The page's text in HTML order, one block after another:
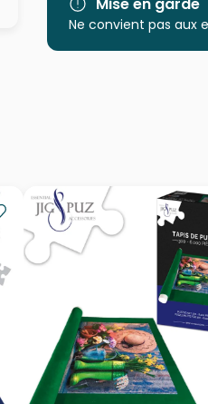
Age
Ne convient pas aux